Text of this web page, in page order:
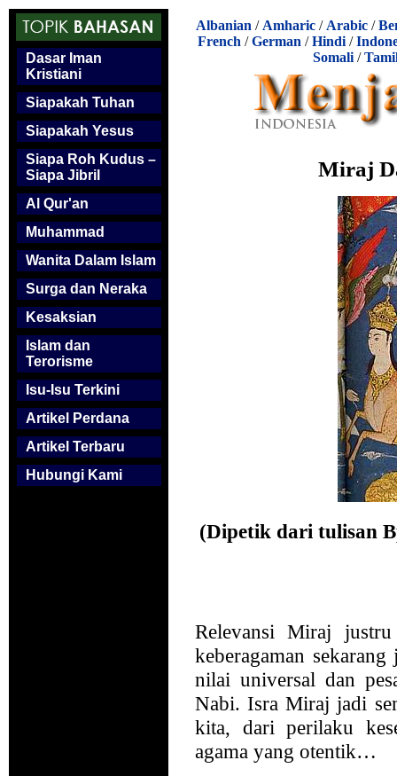
Dasar Iman
Kristiani
Siapakah Tuhan
Siapakah Yesus
Siapa Roh Kudus –
Siapa Jibril
Al Qur'an
Muhammad
Wanita Dalam Islam
Surga dan Neraka
Kesaksian
Islam dan
Terorisme
Isu-Isu Terkini
Artikel Perdana
Artikel Terbaru
Hubungi Kami
Albanian / Amharic / Arabic /
French /German /Hindi /
Somali/
Miraj
(Dipetik dari tulisan
Relevansi Miraj
keberagaman
nilai universal dan
Nabi. Isra Miraj jadi
kita, dari perilaku
agama yang otentik…